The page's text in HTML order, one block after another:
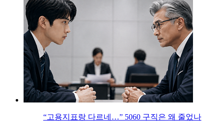
“고용지표랑 다르네…” 5060 구직은 왜 줄었나